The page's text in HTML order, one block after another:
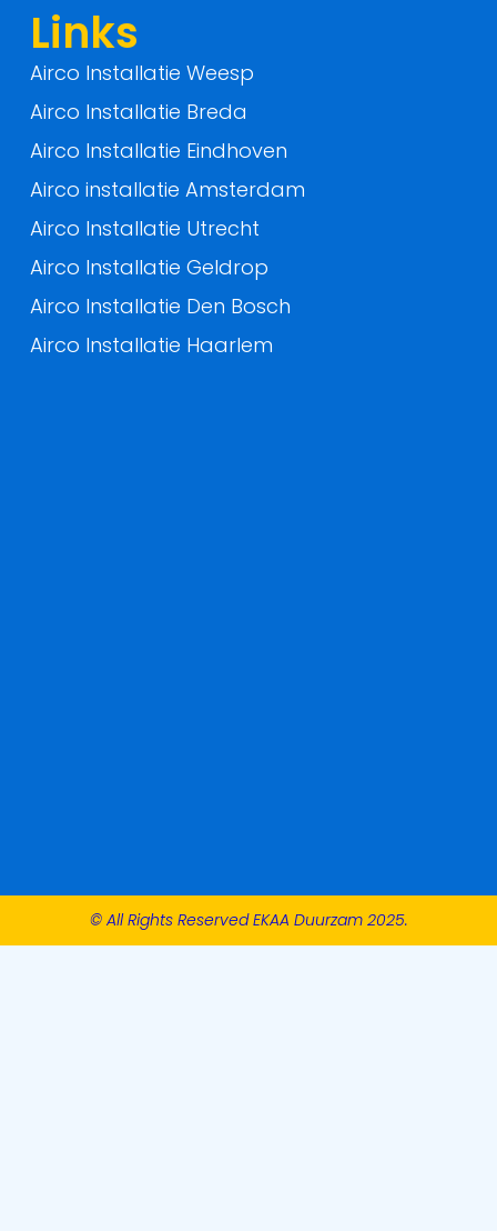
Links
Airco Installatie Weesp
Airco Installatie Breda
Airco Installatie Eindhoven
Airco installatie Amsterdam
Airco Installatie Utrecht
Airco Installatie Geldrop
Airco Installatie Den Bosch
Airco Installatie Haarlem
© All Rights Reserved EKAA Duurzam 2025.